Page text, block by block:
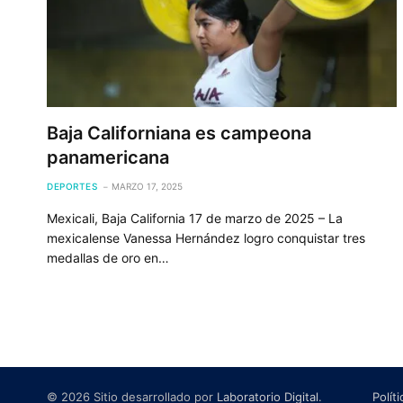
Baja Californiana es campeona
panamericana
DEPORTES MARZO 17, 2025
Mexicali, Baja California 17 de marzo de 2025 – La
mexicalense Vanessa Hernández logro conquistar tres
medallas de oro en…
© 2026 Sitio desarrollado por Laboratorio Digital.